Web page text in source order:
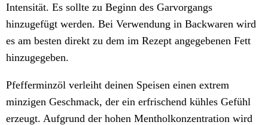
Intensität. Es sollte zu Beginn des Garvorgangs
hinzugefügt werden. Bei Verwendung in Backwaren wird
es am besten direkt zu dem im Rezept angegebenen Fett
hinzugegeben.
Pfefferminzöl verleiht deinen Speisen einen extrem
minzigen Geschmack, der ein erfrischend kühles Gefühl
erzeugt. Aufgrund der hohen Mentholkonzentration wird